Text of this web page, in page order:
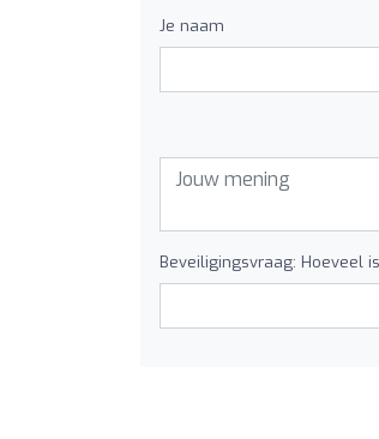
Je naam
Beveiligingsvraag: Hoeveel